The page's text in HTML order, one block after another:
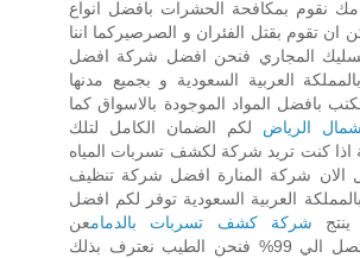
نقوم بمكافحة الحشرات بافضل انواع
ان تقوم بقتل الفئران و الصرصيركما اننا
المجاري فنحن افضل شركة افضل
العربية السعودية و بجميع مدنها
بافضل المواد الموجودة بالاسواق كما
الرياض لكم الضمان الكامل لتلك
اذا كنت تريد شركة لكشف تسربات المياه
الان شركة المنارة افضل شركة تنظيف
العربية السعودية توفر لكم افضل
شركة كشف تسربات بالدمامعن
استخدامها نسبة نجاح تصل الي 99% فنحن الطيب نعترف بذلك